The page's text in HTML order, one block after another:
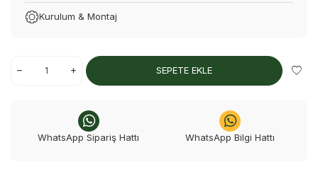
Kurulum & Montaj
SEPETE EKLE
WhatsApp Sipariş Hattı WhatsApp Bilgi Hattı